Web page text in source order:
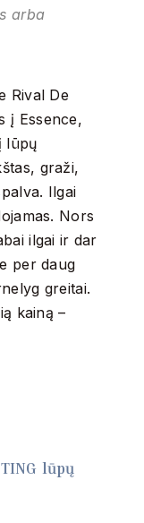
arba
Rival De
į Essence,
lūpų
graži,
Ilgai
Nors
ilgai ir dar
per daug
greitai.
kainą –
lūpų